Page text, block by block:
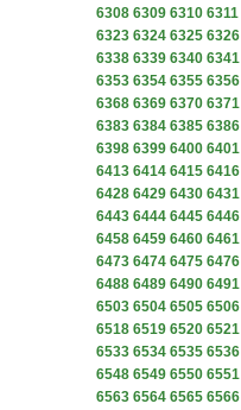
6308 6309 6310 6311
6323 6324 6325 6326
6338 6339 6340 6341
6353 6354 6355 6356
6368 6369 6370 6371
6383 6384 6385 6386
6398 6399 6400 6401
6413 6414 6415 6416
6428 6429 6430 6431
6443 6444 6445 6446
6458 6459 6460 6461
6473 6474 6475 6476
6488 6489 6490 6491
6503 6504 6505 6506
6518 6519 6520 6521
6533 6534 6535 6536
6548 6549 6550 6551
6563 6564 6565 6566